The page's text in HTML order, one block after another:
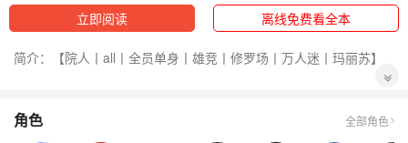
立即阅读 离线免费看全本
简介：【院人丨all丨全员单身丨雄竞丨修罗场丨万人迷丨玛丽苏】
界便会产生。
角色 全部角色